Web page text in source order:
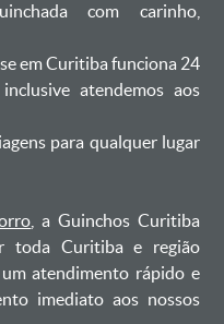
com carinho,
em Curitiba funciona 24
atendemos aos
para qualquer lugar
, a Guinchos Curitiba
toda Curitiba e região
atendimento rápido e
imediato aos nossos